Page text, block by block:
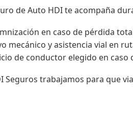
de Auto HDI te acompaña
en caso de pérdida
mecánico y asistencia vial en
de conductor elegido en
Seguros trabajamos para que